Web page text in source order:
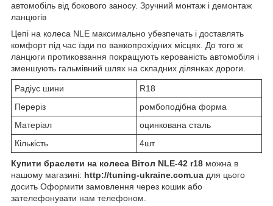
автомобіль від бокового заносу. Зручний монтаж і демонтаж
ланцюгів
Цепі на колеса NLE максимально убезпечать і доставлять
комфорт під час їзди по важкопрохідних місцях. До того ж
ланцюги протиковзання покращують керованість автомобіля і
зменшують гальмівний шлях на складних ділянках дороги.
Радіус шини
R18
Переріз
ромбоподібна форма
Матеріал
оцинкована сталь
Кількість
4шт
Купити браслети на колеса Вітол NLE-42 r18 можна в
нашому магазині: http://tuning-ukraine.com.ua для цього
досить Оформити замовлення через кошик або
зателефонувати нам телефоном.